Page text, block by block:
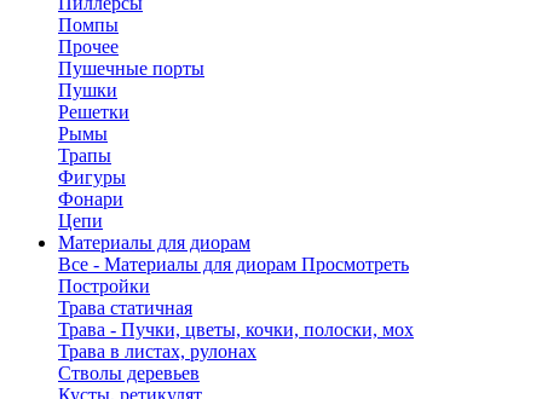
Помпы
Прочее
Пушечные порты
Пушки
Решетки
Рымы
Трапы
Фигуры
Фонари
Цепи
Материалы для диорам
Все - Материалы для диорам Просмотреть
Постройки
Трава статичная
Трава - Пучки, цветы, кочки, полоски, мох
Трава в листах, рулонах
Стволы деревьев
Кусты, ретикулят